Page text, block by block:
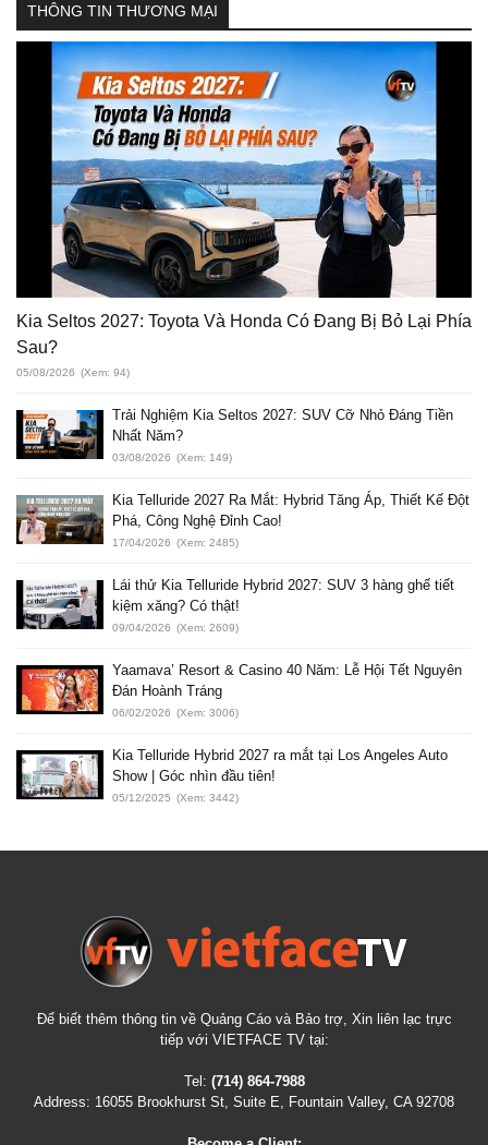
THÔNG TIN THƯƠNG MẠI
Kia Seltos 2027: Toyota Và Honda Có Đang Bị Bỏ Lại Phía
Sau?
05/08/2026 (Xem: 94)
Trải Nghiệm Kia Seltos 2027: SUV Cỡ Nhỏ Đáng Tiền
Nhất Năm?
03/08/2026 (Xem: 149)
Kia Telluride 2027 Ra Mắt: Hybrid Tăng Áp, Thiết Kế Đột
Phá, Công Nghệ Đỉnh Cao!
17/04/2026 (Xem: 2485)
Lái thử Kia Telluride Hybrid 2027: SUV 3 hàng ghế tiết
kiệm xăng? Có thật!
09/04/2026 (Xem: 2609)
Yaamava’ Resort & Casino 40 Năm: Lễ Hội Tết Nguyên
Đán Hoành Tráng
06/02/2026 (Xem: 3006)
Kia Telluride Hybrid 2027 ra mắt tại Los Angeles Auto
Show | Góc nhìn đầu tiên!
05/12/2025 (Xem: 3442)
Để biết thêm thông tin về Quảng Cáo và Bảo trợ, Xin liên lạc trực
tiếp với VIETFACE TV tại:
Tel: (714) 864-7988
Address: 16055 Brookhurst St, Suite E, Fountain Valley, CA 92708